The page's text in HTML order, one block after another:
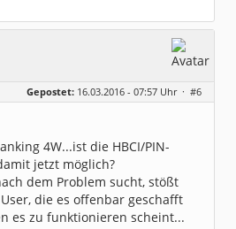
Gepostet: 16.03.2016 - 07:57 Uhr · #6
4W...ist die HBCI/PIN-
jetzt möglich?
dem Problem sucht, stößt
die es offenbar geschafft
es zu funktionieren scheint...